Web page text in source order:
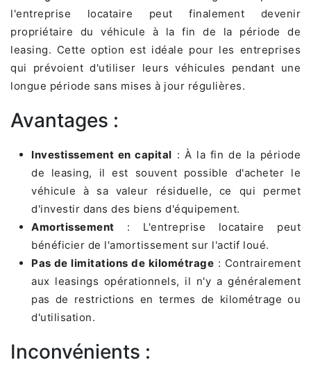
l'entreprise locataire peut finalement devenir
propriétaire du véhicule à la fin de la période de
leasing. Cette option est idéale pour les entreprises
qui prévoient d'utiliser leurs véhicules pendant une
longue période sans mises à jour régulières.
Avantages :
Investissement en capital : À la fin de la période
de leasing, il est souvent possible d'acheter le
véhicule à sa valeur résiduelle, ce qui permet
d'investir dans des biens d'équipement.
Amortissement : L'entreprise locataire peut
bénéficier de l'amortissement sur l'actif loué.
Pas de limitations de kilométrage : Contrairement
aux leasings opérationnels, il n'y a généralement
pas de restrictions en termes de kilométrage ou
d'utilisation.
Inconvénients :